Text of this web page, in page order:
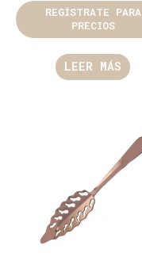
REGÍSTRATE PARA
PRECIOS
LEER MÁS